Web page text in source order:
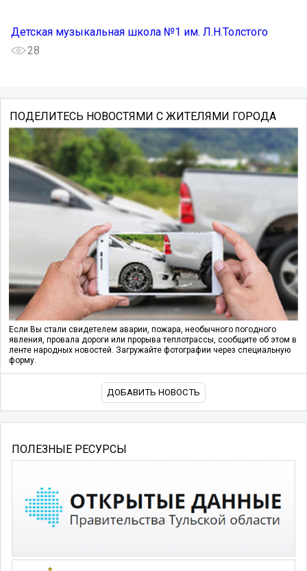
Детская музыкальная школа №1 им. Л.Н.Толстого
28
ПОДЕЛИТЕСЬ НОВОСТЯМИ С ЖИТЕЛЯМИ ГОРОДА
Если Вы стали свидетелем аварии, пожара, необычного погодного
явления, провала дороги или прорыва теплотрассы, сообщите об этом в
ленте народных новостей. Загружайте фотографии через специальную
форму.
ДОБАВИТЬ НОВОСТЬ
ПОЛЕЗНЫЕ РЕСУРСЫ